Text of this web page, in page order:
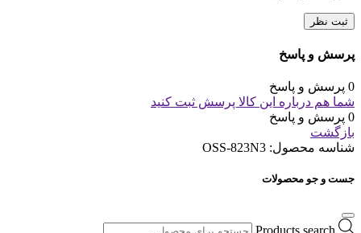
ثبت نظر
پرسش و پاسخ
0 پرسش و پاسخ
شما هم درباره این کالا پرسش ثبت کنید
0 پرسش و پاسخ
بازگشت
شناسه محصول: OSS-823N3
جست و جو محصولات
Products search